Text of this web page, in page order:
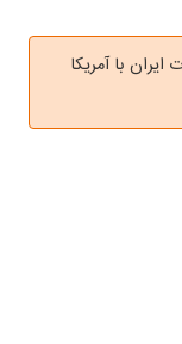
با آمریکا